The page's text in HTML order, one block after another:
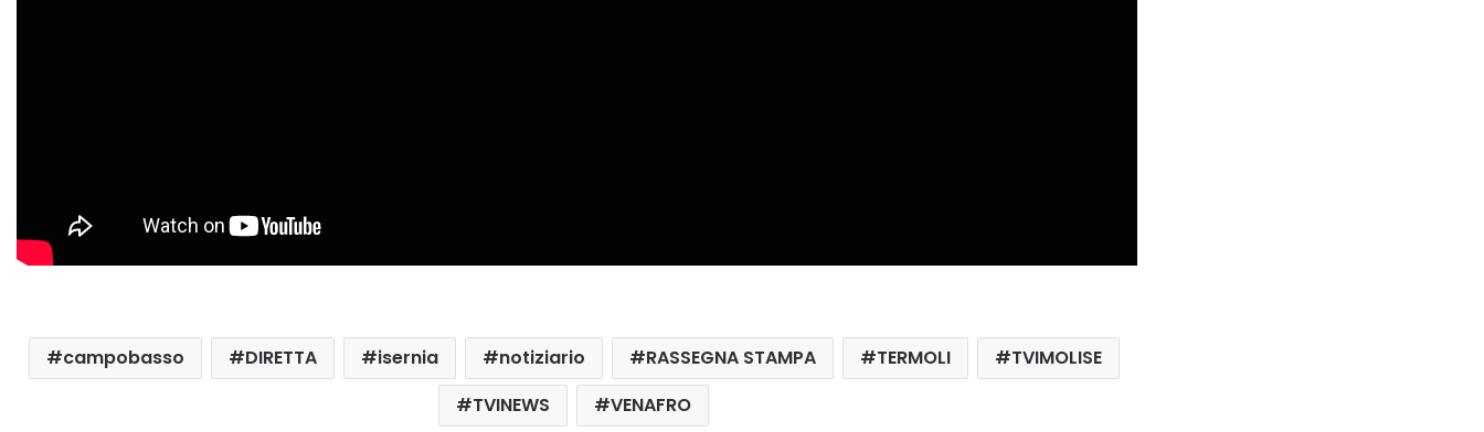
campobasso DIRETTA isernia notiziario RASSEGNA STAMPA TERMOLI
TVIMOLISE
TVINEWS
VENAFRO